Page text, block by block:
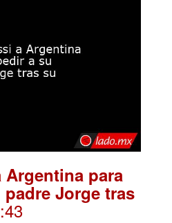
Argentina para
Jorge tras